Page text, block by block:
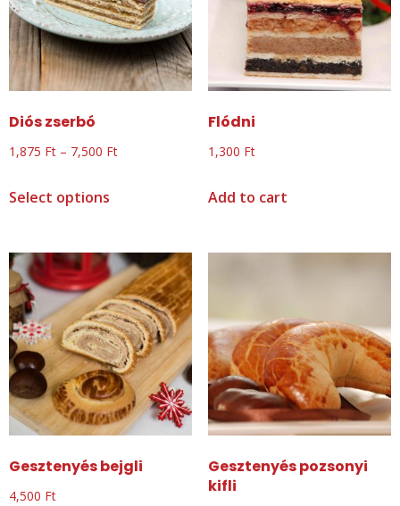
Diós zserbó
1,875 Ft – 7,500 Ft
Select options
Flódni
1,300 Ft
Add to cart
Gesztenyés bejgli
4,500 Ft
Gesztenyés pozsonyi
kifli